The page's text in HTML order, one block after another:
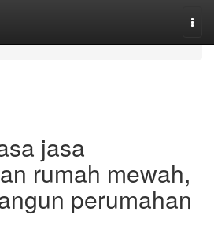
jasa
rumah mewah,
perumahan